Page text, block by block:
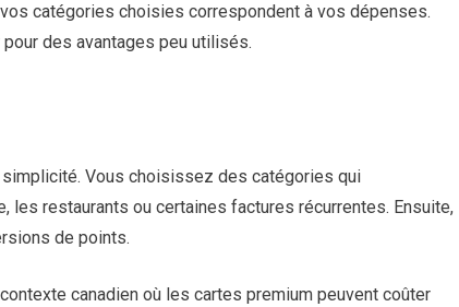
catégories choisies correspondent à vos dépenses.
des avantages peu utilisés.
simplicité. Vous choisissez des catégories qui
les restaurants ou certaines factures récurrentes. Ensuite,
de points.
canadien où les cartes premium peuvent coûter